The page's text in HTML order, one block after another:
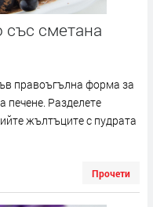
сметана
правоъгълна форма за
печене. Разделете
жълтъците с пудрата
Прочети